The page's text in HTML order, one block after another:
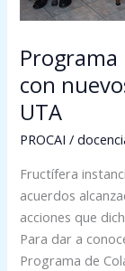
Programa
con
UTA
PROCAI /
Fructífera
acuerdos
acciones que
Para dar a
Programa de
carrera
la